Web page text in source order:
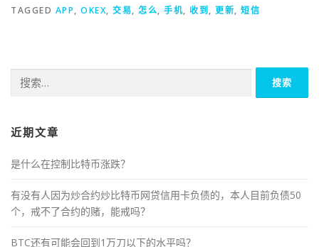
TAGGED APP, OKEX, 交易, 怎么, 手机, 收到 , 更新, 短信
索：
近期文章
是什么在控制比特币涨跌？
有没有人因为炒合约炒比特币网贷信用卡负债的，本人目前负债50
个，戒不了合约的赌，能戒吗？
BTC还有可能会回到1万刀以下的水平吗？